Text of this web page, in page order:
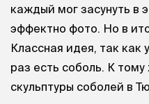
каждый мог засунуть в
эффектно фото. Но в
Классная идея, так как
раз есть соболь. К
скульптуры соболей в